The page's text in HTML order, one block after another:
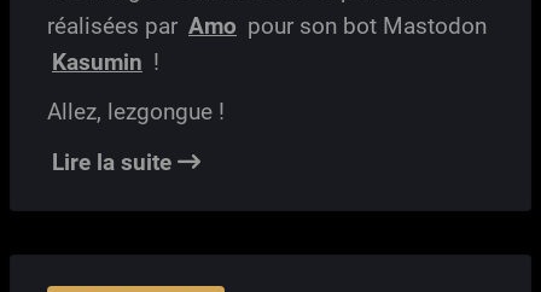
réalisées par Amo pour son bot Mastodon
Kasumin !
Allez, lezgongue !
Lire la suite